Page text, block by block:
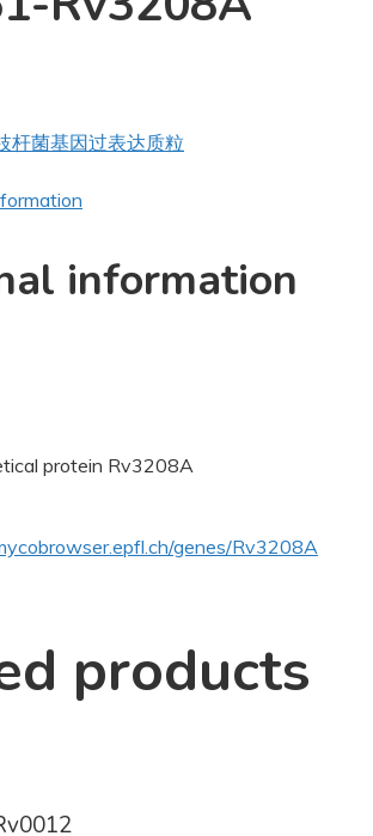
杆菌基因过表达质粒
information
protein Rv3208A
genes/Rv3208A
products